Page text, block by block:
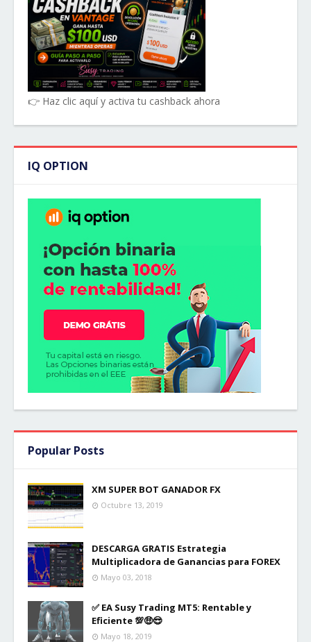
👉 Haz clic aquí y activa tu cashback ahora
IQ OPTION
Popular Posts
XM SUPER BOT GANADOR FX
Octubre 13, 2019
DESCARGA GRATIS Estrategia
Multiplicadora de Ganancias para FOREX
Mayo 03, 2018
✅ EA Susy Trading MT5: Rentable y
Eficiente 💯🤑😎
Mayo 18, 2019